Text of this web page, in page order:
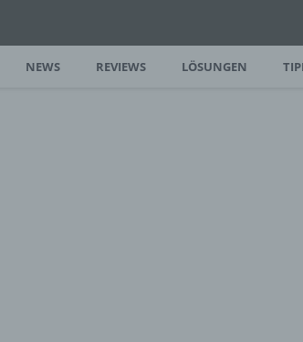
NEWS REVIEWS LÖSUNGEN